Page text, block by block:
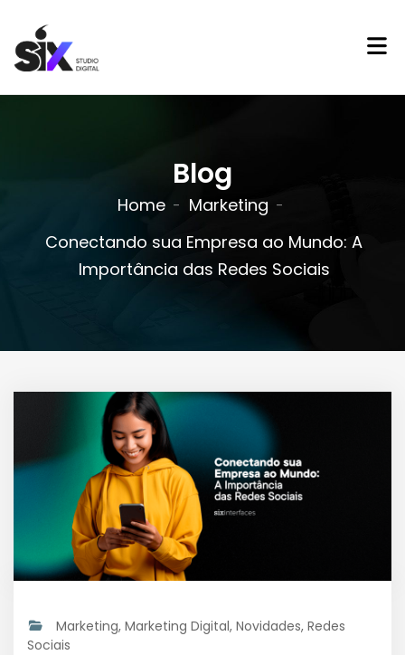
Blog
Home
Marketing
Conectando sua Empresa ao Mundo: A
Importância das Redes Sociais
Marketing, Marketing Digital, Novidades, Redes
Sociais